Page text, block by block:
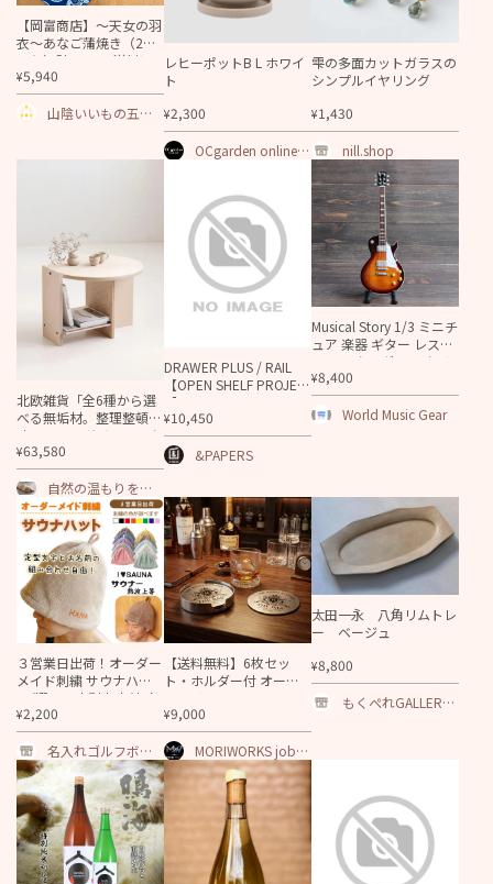
【岡富商店】～天女の羽
衣～あなご蒲焼き（2尾
入り）計360g 送料込
¥5,940
山陰いいもの五つ
レヒーポットB L ホワイ
ト
¥2,300
OCgarden online s
雫の多面カットガラスの
シンプルイヤリング
¥1,430
nill.shop
北欧雑貨「全6種から選
べる無垢材。整理整頓も
叶える、マガジンラック
付円形コーヒーテーブ
ル」
¥63,580
自然の温もりを暮
らしに サトモク
DRAWER PLUS / RAIL
【OPEN SHELF PROJEC
T】
¥10,450
&PAPERS
Musical Story 1/3 ミニチ
ュア 楽器 ギター レスポ
ール スタンダード タイ
プ 60s ICE TEA スタイル
¥8,400
World Music Gear
３営業日出荷！オーダー
メイド刺繍 サウナハッ
ト/選べる定型文字/お名
前１行/男女兼用フリー
サイズ/ メール便送料無
料
¥2,200
名入れゴルフボー
ル ゴルゴル[本店]
【送料無料】6枚セッ
ト・ホルダー付 オーダ
ーメイド ステンレスコ
ースター 100mm 黒刻印
凹凸なし 衛生仕様 名入
れ ロゴ刻印 レーザー加
工 高級仕様
¥9,000
MORIWORKS jobsh
op
太田一永 八角リムトレ
ー ベージュ
¥8,800
もくぺれGALLERY